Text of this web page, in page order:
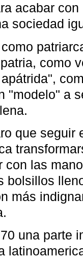
acabar con
sociedad
como
"modelo" a
que seguir
con las
bolsillos
más
una parte